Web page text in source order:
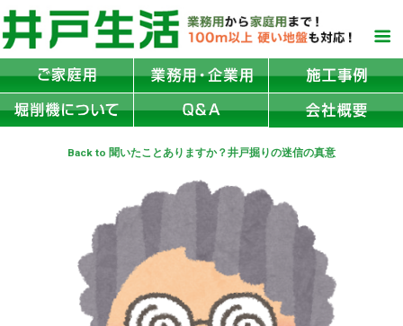
Back to 聞いたことありますか？井戸掘りの迷信の真意